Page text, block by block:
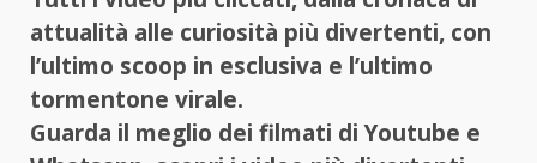
attualità alle curiosità più divertenti, con
l’ultimo scoop in esclusiva e l’ultimo
tormentone virale.
Guarda il meglio dei filmati di Youtube e